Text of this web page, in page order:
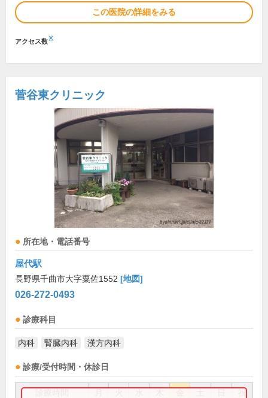
この医院の詳細をみる
アクセス数※
菅谷東クリニック
所在地・電話番号
屋代駅
長野県千曲市大字粟佐1552 [地図]
026-272-0493
診療科目
内科 腎臓内科 漢方内科
診療/受付時間・休診日
祝